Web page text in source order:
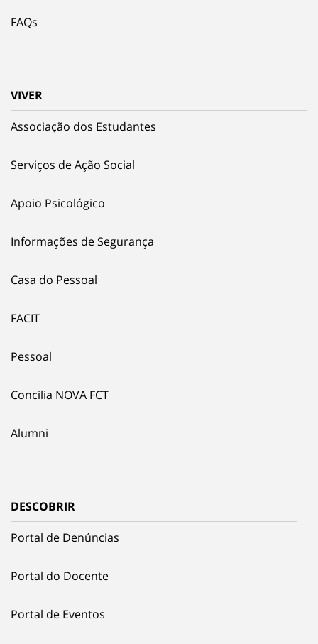
FAQs
VIVER
Associação dos Estudantes
Serviços de Ação Social
Apoio Psicológico
Informações de Segurança
Casa do Pessoal
FACIT
Pessoal
Concilia NOVA FCT
Alumni
DESCOBRIR
Portal de Denúncias
Portal do Docente
Portal de Eventos